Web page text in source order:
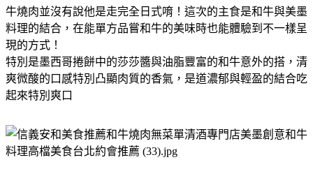
牛燒肉並沒有說他是走完全日式唷！這次的主食是和牛與美墨
料理的結合，在能單方品嘗和牛的美味時也能體驗到不一樣呈
現的方式！
特別是墨西哥捲餅中的莎莎醬與油脂豐富的和牛意外的搭，清
爽微酸的口感特別凸顯肉質的香氣，是道濃郁與輕盈的結合吃
起來特別爽口